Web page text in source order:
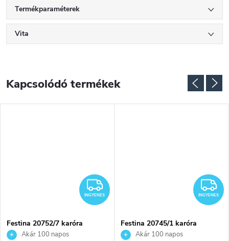
Termékparaméterek
Vita
Kapcsolódó termékek
INGYENES
INGYENES
Festina 20752/7 karóra
Akár 100 napos
INGYENES
Festina 20745/1 karóra
Akár 100 napos